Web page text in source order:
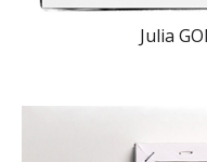
Julia